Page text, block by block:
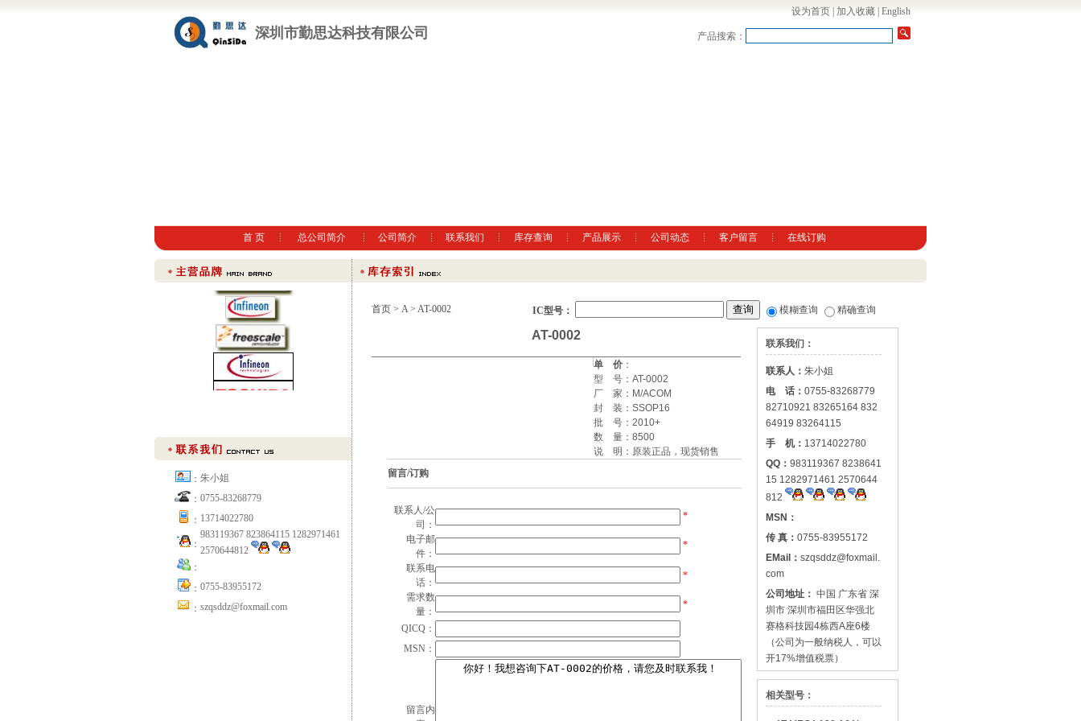
深圳市勤思达科技有限公司
设为首页 加入收藏 English
产品搜索：
首 页 总公司简介 公司简介 联系我们 库存查询 产品展示 公司动态 客户留言 在线订购
： 朱小姐
： 0755-83268779
： 13714022780
：
983119367 823864115 1282971461
2570644812
：
： 0755-83955172
： szqsddz@foxmail.com
首页 > A> AT-0002 IC型号： 模糊查询 精确查询
AT-0002
单 价 ：
型 号： AT-0002
厂 家： M/ACOM
封 装： SSOP16
批 号： 2010+
数 量： 8500
说 明：原装正品，现货销售
留言/订购
联系人/公
司：
*
电子邮
件：
*
联系电
话：
*
需求数
量：
*
QICQ：
MSN：
留言内
联系我们：
联系人： 朱小姐
电 话： 0755-83268779
82710921 83265164 832
64919 83264115
手 机： 13714022780
QQ： 983119367 8238641
15 1282971461 2570644
812
MSN：
传 真： 0755-83955172
EMail： szqsddz@foxmail.
com
公司地址： 中国 广东省 深
圳市 深圳市福田区华强北
赛格科技园4栋西A座6楼
（公司为一般纳税人，可以
开17%增值税票）
相关型号：